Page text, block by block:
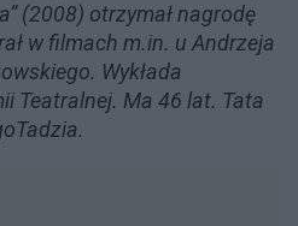
(2008) otrzymał nagrodę
w filmach m.in. u Andrzeja
Wykłada
Teatralnej. Ma 46 lat. Tata